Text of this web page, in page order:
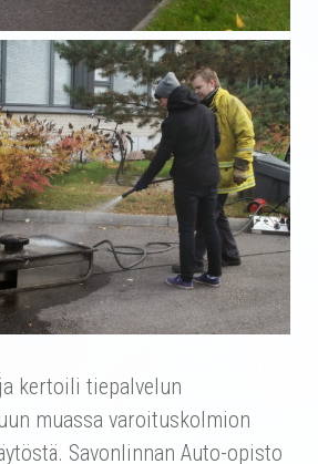
kertoili tiepalvelun
muassa varoituskolmion
Savonlinnan Auto-opisto